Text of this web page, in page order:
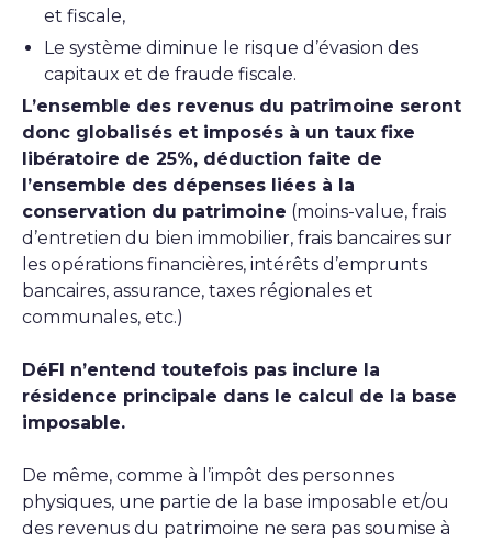
et fiscale,
Le système diminue le risque d’évasion des
capitaux et de fraude fiscale.
L’ensemble des revenus du patrimoine seront
donc globalisés et imposés à un taux fixe
libératoire de 25%, déduction faite de
l’ensemble des dépenses liées à la
conservation du patrimoine (moins-value, frais
d’entretien du bien immobilier, frais bancaires sur
les opérations financières, intérêts d’emprunts
bancaires, assurance, taxes régionales et
communales, etc.)
DéFI n’entend toutefois pas inclure la
résidence principale dans le calcul de la base
imposable.
De même, comme à l’impôt des personnes
physiques, une partie de la base imposable et/ou
des revenus du patrimoine ne sera pas soumise à